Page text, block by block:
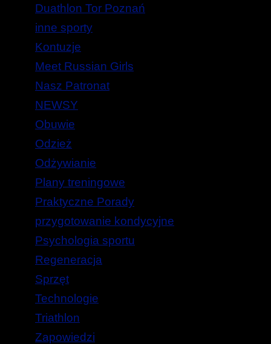
Duathlon Tor Poznań
inne sporty
Kontuzje
Meet Russian Girls
Nasz Patronat
NEWSY
Obuwie
Odzież
Odżywianie
Plany treningowe
Praktyczne Porady
przygotowanie kondycyjne
Psychologia sportu
Regeneracja
Sprzęt
Technologie
Triathlon
Zapowiedzi